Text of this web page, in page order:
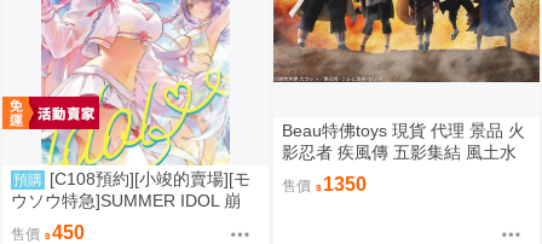
預購 [C108預約][小竣的賣場][モ
ウソウ特急]SUMMER IDOL 崩
壞：星穹鐵道 同人誌id=3758363
售價 450
Beau特佛toys 現貨 代理 景品 火
影忍者 疾風傳 五影集結 風土水
影 我愛羅 大野木 照美冥 0302
售價 1350